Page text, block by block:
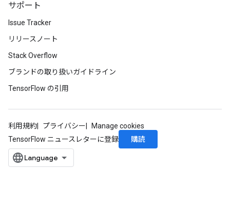
サポート
Issue Tracker
リリースノート
Stack Overflow
ブランドの取り扱いガイドライン
TensorFlow の引用
利用規約 プライバシー
Manage cookies
TensorFlow ニュースレターに登録
購読